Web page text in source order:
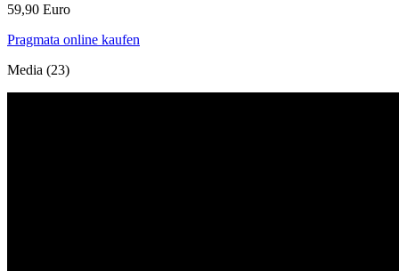
59,90 Euro
Pragmata online kaufen
Media (23)